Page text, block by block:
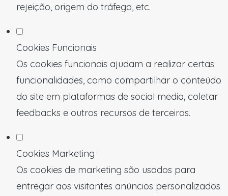
rejeição, origem do tráfego, etc.
Cookies Funcionais
Os cookies funcionais ajudam a realizar certas
funcionalidades, como compartilhar o conteúdo
do site em plataformas de social media, coletar
feedbacks e outros recursos de terceiros.
Cookies Marketing
Os cookies de marketing são usados para
entregar aos visitantes anúncios personalizados